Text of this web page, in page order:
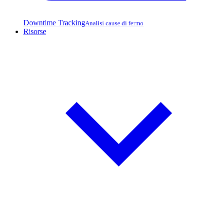
Downtime TrackingAnalisi cause di fermo
Risorse